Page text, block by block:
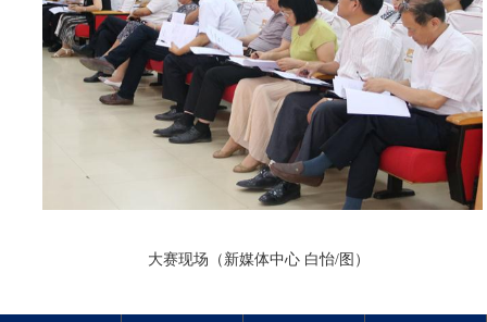
大赛现场（新媒体中心 白怡/图）